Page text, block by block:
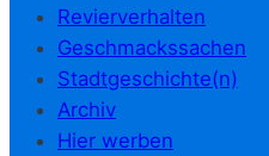
Revierverhalten
Geschmackssachen
Stadtgeschichte(n)
Archiv
Hier werben